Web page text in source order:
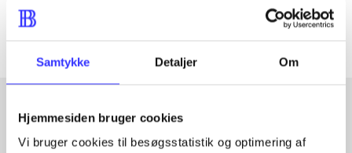
Samtykke Detaljer Om
Hjemmesiden bruger cookies
Vi bruger cookies til besøgsstatistik og optimering af
Artikler med samme emner